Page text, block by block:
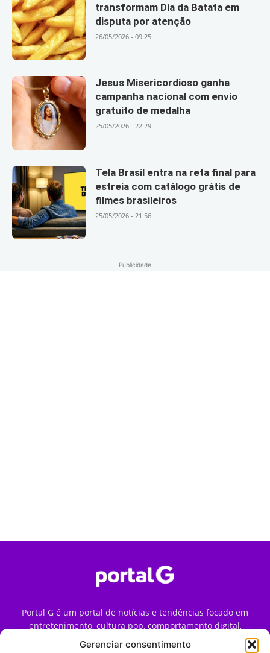
Gerenciar consentimento
transformam Dia da Batata em
disputa por atenção
26/05/2026 - 09:25
Jesus Misericordioso ganha
campanha nacional com envio
gratuito de medalha
25/05/2026 - 22:29
Tela Brasil entra na reta final para
estreia com catálogo grátis de
filmes brasileiros
25/05/2026 - 21:56
Publicidade
Portal G é um portal de notícias e tendências focado em
entretenimento, cultura pop, comportamento digital,
streaming, games e iniciativas de marca que impactam a